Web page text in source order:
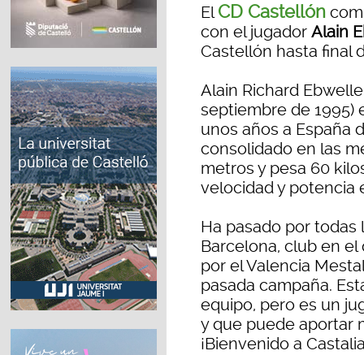
ElCD Castellón
con el jugador Alain
Castellón hasta final
Alain Richard
septiembre de 1995)
unos años a España
consolidado en las
metros y pesa 60
velocidad y potencia
Ha pasado por todas
Barcelona, club en
por el Valencia
pasada campaña.
equipo, pero es un
y que puede aportar
¡Bienvenido a